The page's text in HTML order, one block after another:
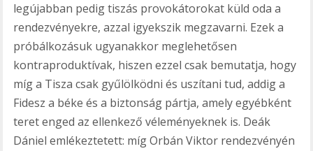
legújabban pedig tiszás provokátorokat küld oda a
rendezvényekre, azzal igyekszik megzavarni. Ezek a
próbálkozásuk ugyanakkor meglehetősen
kontraproduktívak, hiszen ezzel csak bemutatja, hogy
míg a Tisza csak gyűlölködni és uszítani tud, addig a
Fidesz a béke és a biztonság pártja, amely egyébként
teret enged az ellenkező véleményeknek is. Deák
Dániel emlékeztetett: míg Orbán Viktor rendezvényén